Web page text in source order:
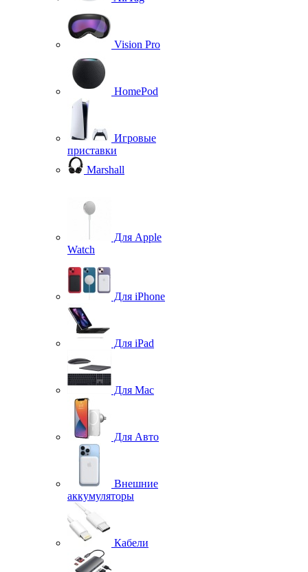
Vision Pro
HomePod
Игровые
приставки
Marshall
Для Apple
Watch
Для iPhone
Для iPad
Для Mac
Для Авто
Внешние
аккумуляторы
Кабели